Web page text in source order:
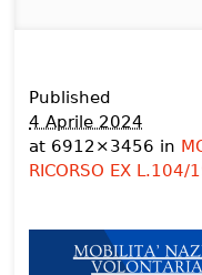
Published
4 Aprile 2024
at 6912×3456 in
RICORSO EX L.104/